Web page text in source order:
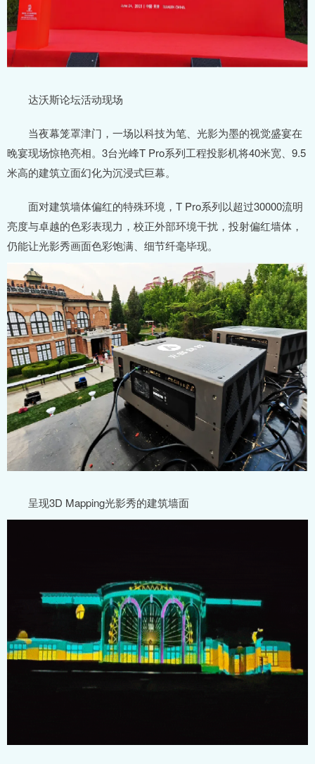
达沃斯论坛活动现场
当夜幕笼罩津门，一场以科技为笔、光影为墨的视觉盛宴在
晚宴现场惊艳亮相。3台光峰T Pro系列工程投影机将40米宽、9.5
米高的建筑立面幻化为沉浸式巨幕。
面对建筑墙体偏红的特殊环境，T Pro系列以超过30000流明
亮度与卓越的色彩表现力，校正外部环境干扰，投射偏红墙体，
仍能让光影秀画面色彩饱满、细节纤毫毕现。
呈现3D Mapping光影秀的建筑墙面